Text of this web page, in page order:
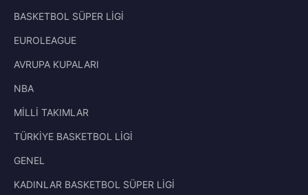
BASKETBOL SÜPER LİGİ
EUROLEAGUE
AVRUPA KUPALARI
NBA
MİLLİ TAKIMLAR
TÜRKİYE BASKETBOL LİGİ
GENEL
KADINLAR BASKETBOL SÜPER LİGİ